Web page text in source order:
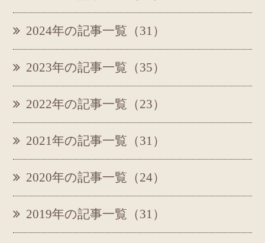
2024年の記事一覧（31）
2023年の記事一覧（35）
2022年の記事一覧（23）
2021年の記事一覧（31）
2020年の記事一覧（24）
2019年の記事一覧（31）